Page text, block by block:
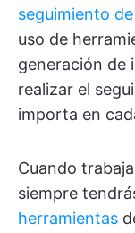
seguimiento
uso de
generación de
realizar el
importa en
Cuando
siempre
herramientas